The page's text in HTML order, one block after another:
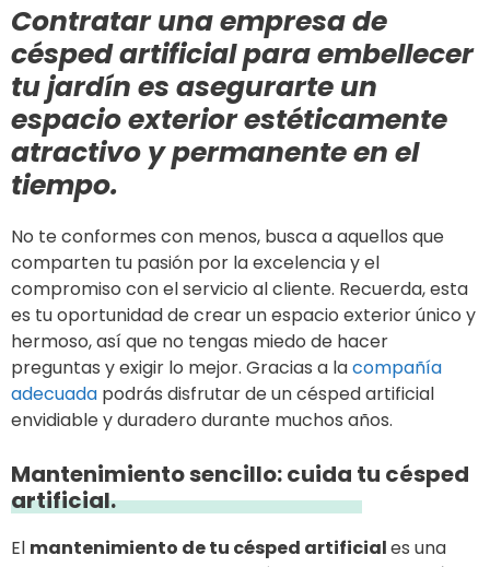
Contratar una empresa de
césped artificial para embellecer
tu jardín es asegurarte un
espacio exterior estéticamente
atractivo y permanente en el
tiempo.
No te conformes con menos, busca a aquellos que
comparten tu pasión por la excelencia y el
compromiso con el servicio al cliente. Recuerda, esta
es tu oportunidad de crear un espacio exterior único y
hermoso, así que no tengas miedo de hacer
preguntas y exigir lo mejor. Gracias a lacompañía
adecuada podrás disfrutar de un césped artificial
envidiable y duradero durante muchos años.
Mantenimiento sencillo: cuida tu césped
artificial.
El mantenimiento de tu césped artificiales una